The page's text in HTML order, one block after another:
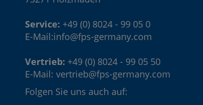
Service: +49 (0) 8024 - 99 05 0
E-Mail:info@fps-germany.com
Vertrieb: +49 (0) 8024 - 99 05 50
E-Mail: vertrieb@fps-germany.com
Folgen Sie uns auch auf: